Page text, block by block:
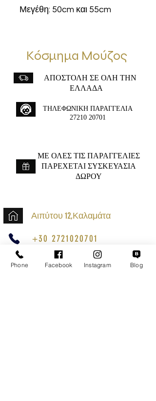
Μεγέθη: 50cm και 55cm
Κόσμημα Μούζος
ΑΠΟΣΤΟΛΗ ΣΕ ΟΛΗ ΤΗΝ
ΕΛΛΑΔΑ
ΤΗΛΕΦΩΝΙΚΗ ΠΑΡΑΓΓΕΛΙΑ
27210 20701
ME ΟΛΕΣ ΤΙΣ ΠΑΡΑΓΓΕΛΙΕΣ
ΠΑΡΕΧΕΤΑΙ ΣΥΣΚΕΥΑΣΙΑ
ΔΩΡΟΥ
Αιπύτου 12,Καλαμάτα
+30 2721020701
k.mouzos.wix@gmail.com
Phone Facebook Instagram Blog